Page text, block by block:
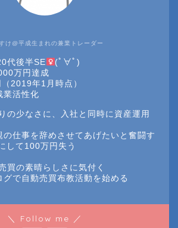
け@平成生まれの兼業トレーダー
代後半SE
(ﾟ∀ﾟ)
万円達成
2019年1月時点）
業活性化
の少なさに、入社と同時に資産運用
の仕事を辞めさせてあげたいと奮闘す
して100万円失う
買の素晴らしさに気付く
で自動売買布教活動を始める
＼ Follow me ／